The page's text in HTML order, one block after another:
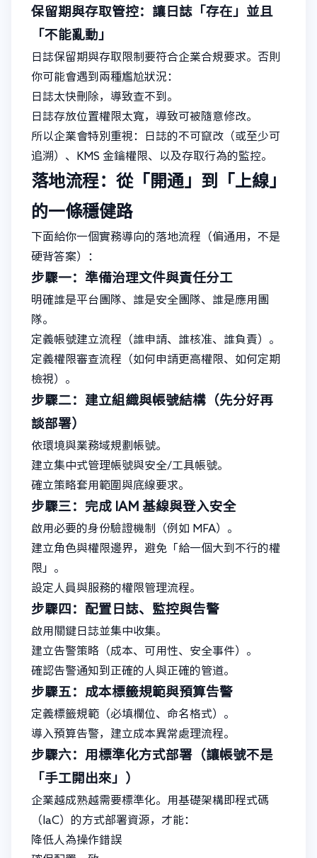
保留期與存取管控：讓日誌「存在」並且
「不能亂動」
日誌保留期與存取限制要符合企業合規要求。否則
你可能會遇到兩種尷尬狀況：
日誌太快刪除，導致查不到。
日誌存放位置權限太寬，導致可被隨意修改。
所以企業會特別重視：日誌的不可竄改（或至少可
追溯）、KMS 金鑰權限、以及存取行為的監控。
落地流程：從「開通」到「上線」
的一條穩健路
下面給你一個實務導向的落地流程（偏通用，不是
硬背答案）：
步驟一：準備治理文件與責任分工
明確誰是平台團隊、誰是安全團隊、誰是應用團
隊。
定義帳號建立流程（誰申請、誰核准、誰負責）。
定義權限審查流程（如何申請更高權限、如何定期
檢視）。
步驟二：建立組織與帳號結構（先分好再
談部署）
依環境與業務域規劃帳號。
建立集中式管理帳號與安全/工具帳號。
確立策略套用範圍與底線要求。
步驟三：完成 IAM 基線與登入安全
啟用必要的身份驗證機制（例如 MFA）。
建立角色與權限邊界，避免「給一個大到不行的權
限」。
設定人員與服務的權限管理流程。
步驟四：配置日誌、監控與告警
啟用關鍵日誌並集中收集。
建立告警策略（成本、可用性、安全事件）。
確認告警通知到正確的人與正確的管道。
步驟五：成本標籤規範與預算告警
定義標籤規範（必填欄位、命名格式）。
導入預算告警，建立成本異常處理流程。
步驟六：用標準化方式部署（讓帳號不是
「手工開出來」）
企業越成熟越需要標準化。用基礎架構即程式碼
（IaC）的方式部署資源，才能：
降低人為操作錯誤